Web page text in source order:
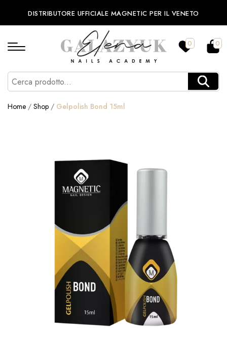
DISTRIBUTORE UFFICIALE MAGNETIC PER IL VENETO
0 0
Home / Shop / Gelpolish Bond 15ml